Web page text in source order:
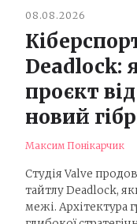
08.08.2026
Deadlock:
проєкт
новий
Максим Понікарчик
Студія Valve
тайтлу Deadlock,
межі. Архітектура